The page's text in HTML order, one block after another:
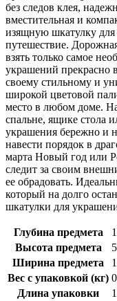
без следов клея,
вместительная и
изящную шкатулку для
путешествие.
взять только самое
украшений прекрасно
своему стильному и
широкой цветовой
место в любом доме.
спальне, ящике стола
украшения бережно и
навести порядок в
марта Новый год или
следит за своим
ее обрадовать.
который на долго
шкатулки для
Глубина предмета
Высота предмета
Ширина предмета
Вес с упаковкой (кг)
Длина упаковки